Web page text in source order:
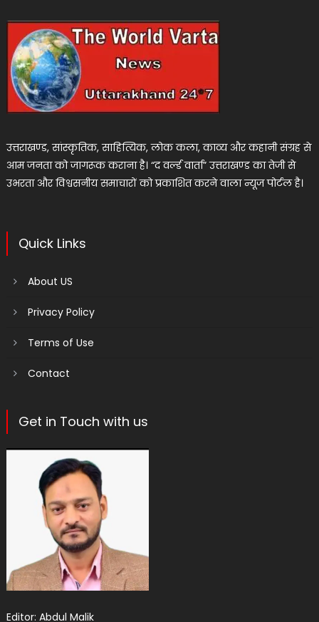
उत्तराखण्ड, सांस्कृतिक, साहित्यिक, लोक कला, काव्य और कहानी संग्रह से
आम जनता को जागरूक कराना है। “द वर्ल्ड वार्ता” उत्तराखण्ड का तेजी से
उभरता और विश्वसनीय समाचारों को प्रकाशित करने वाला न्यूज पोर्टल है।
Quick Links
About US
Privacy Policy
Terms of Use
Contact
Get in Touch with us
Editor: Abdul Malik